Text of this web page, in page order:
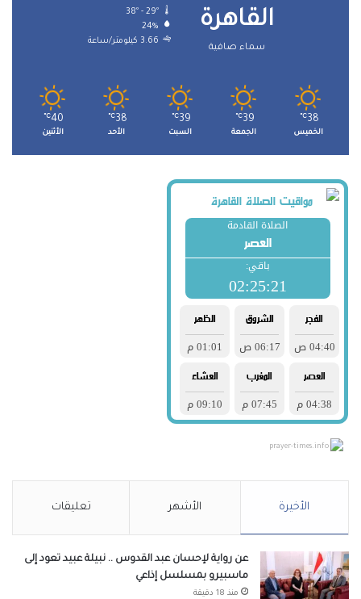
القاهرة
سماء صافية
38º - 29º
24%
3.66 كيلومتر/ساعة
38
℃
الخميس
39
℃
الجمعة
39
℃
السبت
38
℃
الأحد
40
℃
الأثنين
prayer-times.info
الأخيرة الأشهر تعليقات
عن رواية لإحسان عبد القدوس .. نبيلة عبيد تعود إلى
ماسبيرو بمسلسل إذاعي
منذ 18 دقيقة